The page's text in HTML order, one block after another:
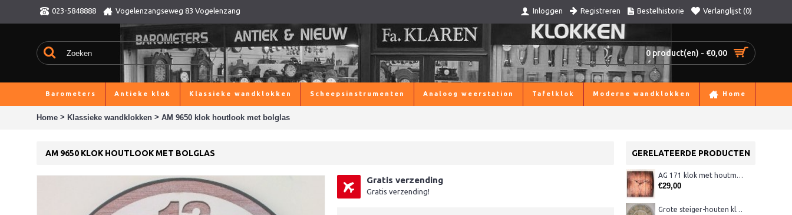
023-5848888 Vogelenzangseweg 83 Vogelenzang Inloggen Registreren Bestelhistorie Verlanglijst (0)
0 product(en) - €0,00
Barometers Antieke klok Klassieke wandklokken Scheepsinstrumenten Analoog weerstation Tafelklok Moderne wandklokken Home
Home > Klassieke wandklokken > AM 9650 klok houtlook met bolglas
GERELATEERDE PRODUCTEN
AG 171 klok met houtmotief en gebogen glas
€29,00
Grote steiger-houten klok CB302
AM 9650 KLOK HOUTLOOK MET BOLGLAS
Gratis verzending
Gratis verzending!